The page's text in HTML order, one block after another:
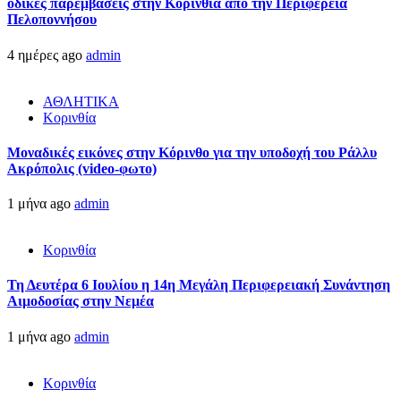
οδικές παρεμβάσεις στην Κορινθία από την Περιφέρεια
Πελοποννήσου
4 ημέρες ago admin
ΑΘΛΗΤΙΚΑ
Κορινθία
Μοναδικές εικόνες στην Κόρινθο για την υποδοχή του Ράλλυ
Ακρόπολις (video-φωτο)
1 μήνα ago admin
Κορινθία
Τη Δευτέρα 6 Ιουλίου η 14η Μεγάλη Περιφερειακή Συνάντηση
Αιμοδοσίας στην Νεμέα
1 μήνα ago admin
Κορινθία